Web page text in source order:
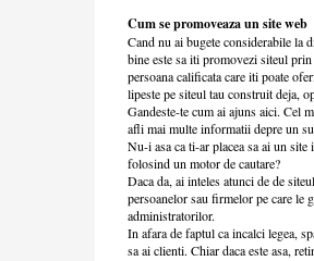
Cum se promoveaza un site web
Cand nu ai bugete considerabile la
bine este sa iti promovezi siteul
persoana calificata care iti poate
lipeste pe siteul tau construit deja,
Gandeste-te cum ai ajuns aici. Cel
afli mai multe informatii depre un
Nu-i asa ca ti-ar placea sa ai un
folosind un motor de cautare?
Daca da, ai inteles atunci de de
persoanelor sau firmelor pe care le
administratorilor.
In afara de faptul ca incalci legea,
sa ai clienti. Chiar daca este asa,